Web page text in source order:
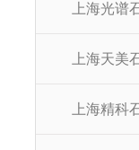
上海光谱
上海天美